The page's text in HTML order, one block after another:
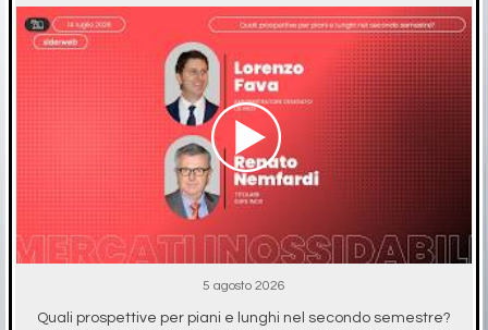
5 agosto 2026
Quali prospettive per piani e lunghi nel secondo semestre?